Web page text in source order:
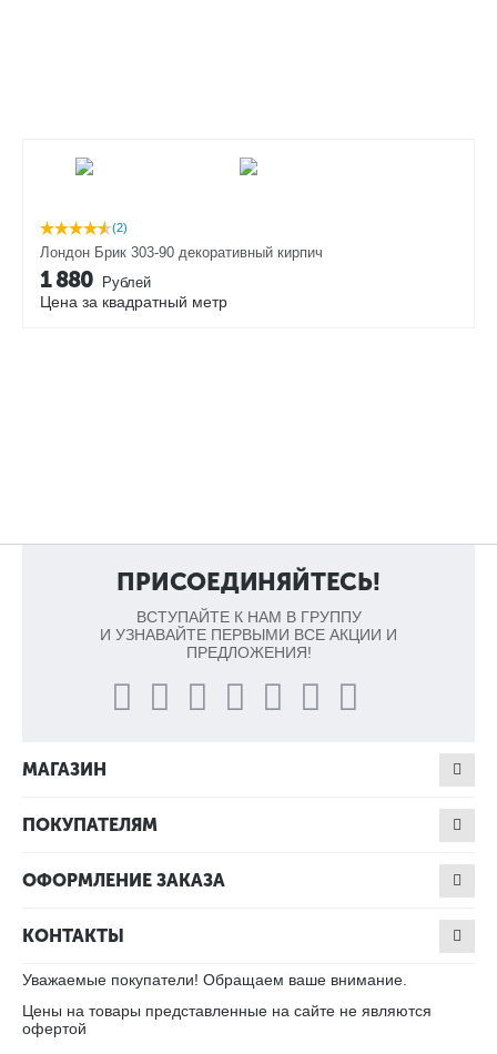
(2)
Лондон Брик 303-90 декоративный кирпич
1 880 Рублей
Цена за квадратный метр
ПРИСОЕДИНЯЙТЕСЬ!
ВСТУПАЙТЕ К НАМ В ГРУППУ
И УЗНАВАЙТЕ ПЕРВЫМИ ВСЕ АКЦИИ И
ПРЕДЛОЖЕНИЯ!
МАГАЗИН
ПОКУПАТЕЛЯМ
ОФОРМЛЕНИЕ ЗАКАЗА
КОНТАКТЫ
Уважаемые покупатели! Обращаем ваше внимание.
Цены на товары представленные на сайте не являются
офертой